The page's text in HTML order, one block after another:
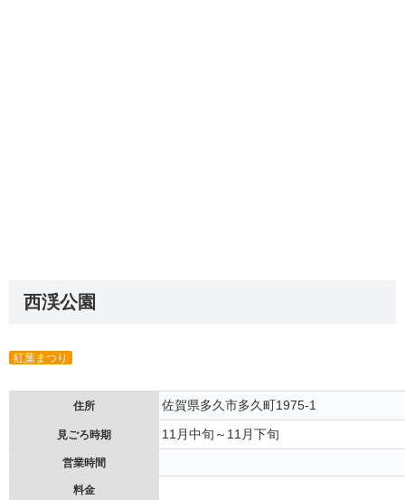
西渓公園
紅葉まつり
住所 佐賀県多久市多久町1975-1
見ごろ時期 11月中旬～11月下旬
営業時間
料金